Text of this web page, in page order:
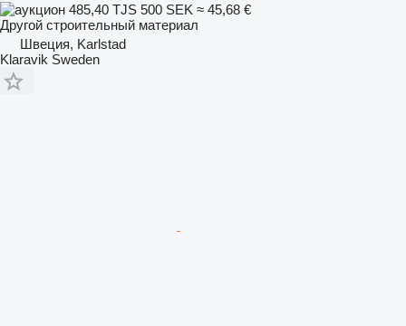
485,40 TJS 500 SEK ≈ 45,68 €
Другой строительный материал
Швеция, Karlstad
Klaravik Sweden